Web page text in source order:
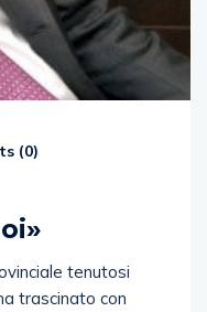
(0)
tenutosi
trascinato con